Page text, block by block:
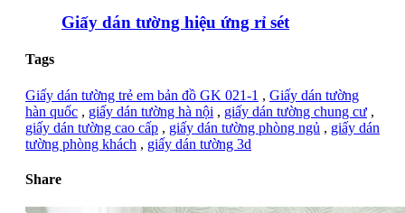
Giấy dán tường hiệu ứng rỉ sét
Tags
Giấy dán tường trẻ em bản đồ GK 021-1 , Giấy dán tường
hàn quốc , giấy dán tường hà nội , giấy dán tường chung cư ,
giấy dán tường cao cấp , giấy dán tường phòng ngủ , giấy dán
tường phòng khách , giấy dán tường 3d
Share